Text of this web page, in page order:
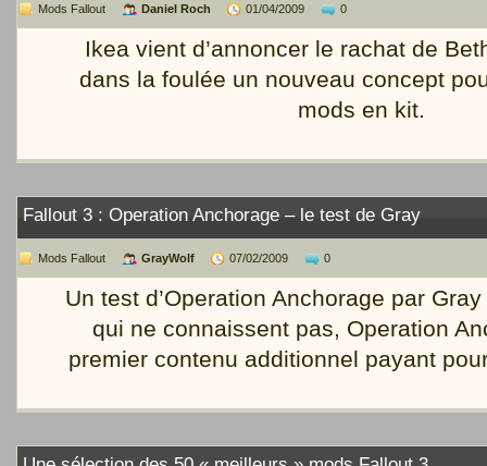
Mods Fallout Daniel Roch 01/04/2009 0
Ikea vient d’annoncer le rachat de
dans la foulée un nouveau concept
mods en kit.
Fallout 3 : Operation Anchorage – le test de Gray
Mods Fallout GrayWolf 07/02/2009 0
Un test d’Operation Anchorage par
qui ne connaissent pas, Operation
premier contenu additionnel payant